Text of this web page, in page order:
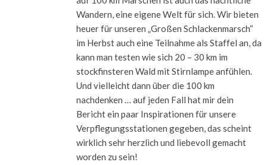
Wandern, eine eigene Welt für sich. Wir bieten
heuer für unseren „Großen Schlackenmarsch“
im Herbst auch eine Teilnahme als Staffel an, da
kann man testen wie sich 20 – 30 km im
stockfinsteren Wald mit Stirnlampe anfühlen.
Und vielleicht dann über die 100 km
nachdenken … auf jeden Fall hat mir dein
Bericht ein paar Inspirationen für unsere
Verpflegungsstationen gegeben, das scheint
wirklich sehr herzlich und liebevoll gemacht
worden zu sein!